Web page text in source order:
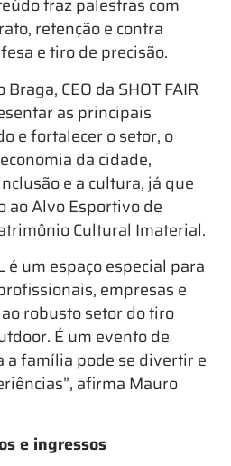
traz palestras com
retenção e contra
e tiro de precisão.
CEO da SHOT FAIR
as principais
e fortalecer o setor, o
da cidade,
e a cultura, já que
ao Alvo Esportivo de
Cultural Imaterial.
é um espaço especial para
empresas e
robusto setor do tiro
É um evento de
a família pode se divertir e
afirma Mauro
e ingressos